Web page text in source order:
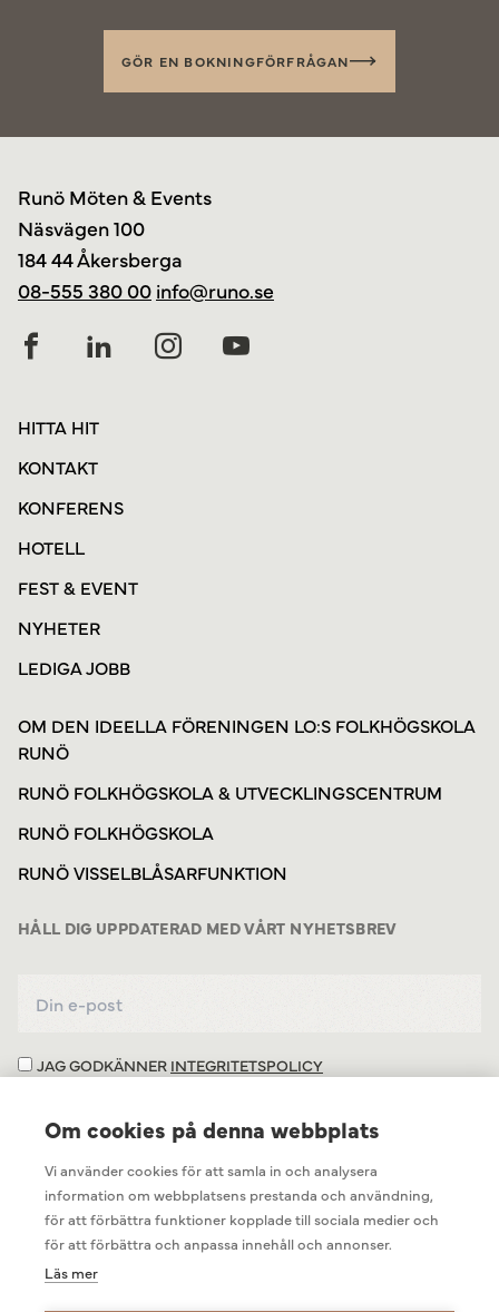
GÖR EN BOKNINGFÖRFRÅGAN
Runö Möten & Events
Näsvägen 100
184 44 Åkersberga
08-555 380 00 info@runo.se
HITTA HIT
KONTAKT
KONFERENS
HOTELL
FEST & EVENT
NYHETER
LEDIGA JOBB
OM DEN IDEELLA FÖRENINGEN LO:S FOLKHÖGSKOLA
RUNÖ
RUNÖ FOLKHÖGSKOLA & UTVECKLINGSCENTRUM
RUNÖ FOLKHÖGSKOLA
RUNÖ VISSELBLÅSARFUNKTION
HÅLL DIG UPPDATERAD MED VÅRT NYHETSBREV
JAG GODKÄNNER INTEGRITETSPOLICY
Om cookies på denna webbplats
Vi använder cookies för att samla in och analysera
information om webbplatsens prestanda och användning,
för att förbättra funktioner kopplade till sociala medier och
för att förbättra och anpassa innehåll och annonser.
Läs mer